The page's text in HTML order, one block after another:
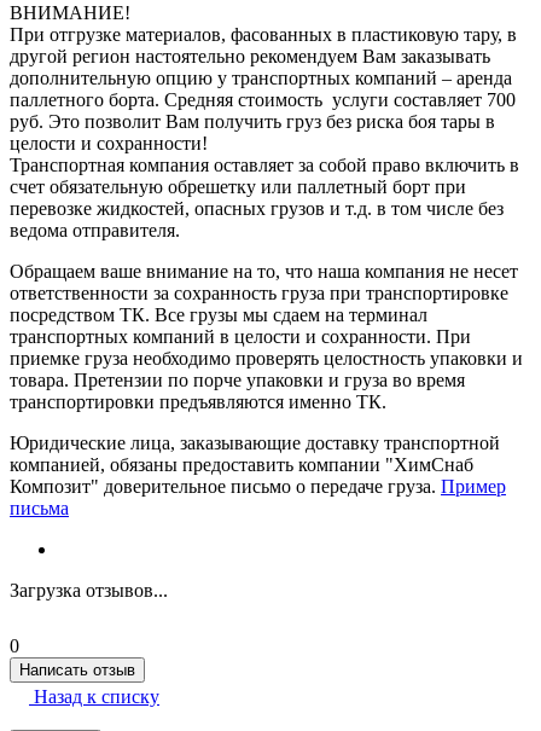
ВНИМАНИЕ!
При отгрузке материалов, фасованных в пластиковую тару, в
другой регион настоятельно рекомендуем Вам заказывать
дополнительную опцию у транспортных компаний – аренда
паллетного борта. Средняя стоимость услуги составляет 700
руб. Это позволит Вам получить груз без риска боя тары в
целости и сохранности!
Транспортная компания оставляет за собой право включить в
счет обязательную обрешетку или паллетный борт при
перевозке жидкостей, опасных грузов и т.д. в том числе без
ведома отправителя.
Обращаем ваше внимание на то, что наша компания не несет
ответственности за сохранность груза при транспортировке
посредством ТК. Все грузы мы сдаем на терминал
транспортных компаний в целости и сохранности. При
приемке груза необходимо проверять целостность упаковки и
товара. Претензии по порче упаковки и груза во время
транспортировки предъявляются именно ТК.
Юридические лица, заказывающие доставку транспортной
компанией, обязаны предоставить компании "ХимСнаб
Композит" доверительное письмо о передаче груза. Пример
письма
Загрузка отзывов...
0
Написать отзыв
Назад к списку